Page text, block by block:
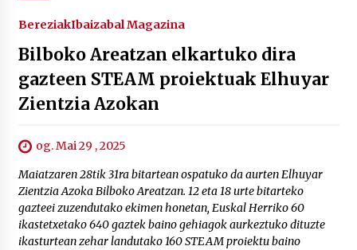
BereziakIbaizabal Magazina
Bilboko Areatzan elkartuko dira
gazteen STEAM proiektuak Elhuyar
Zientzia Azokan
og. Mai 29 , 2025
Maiatzaren 28tik 31ra bitartean ospatuko da aurten Elhuyar
Zientzia Azoka Bilboko Areatzan. 12 eta 18 urte bitarteko
gazteei zuzendutako ekimen honetan, Euskal Herriko 60
ikastetxetako 640 gaztek baino gehiagok aurkeztuko dituzte
ikasturtean zehar landutako 160 STEAM proiektu baino